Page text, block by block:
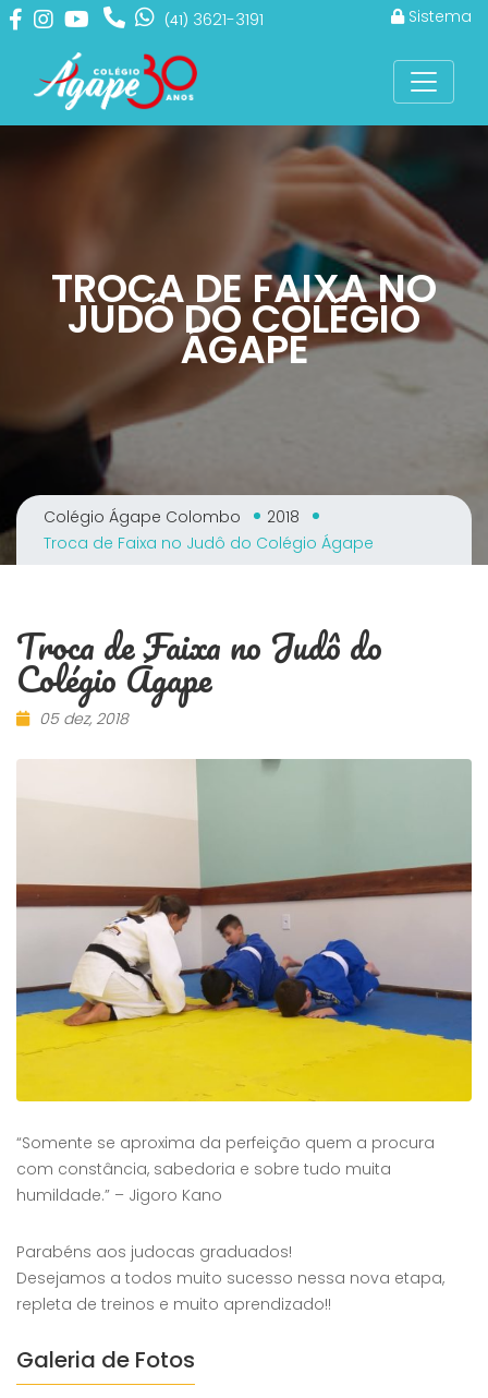
(41) 3621-3191 Sistema
TROCA DE FAIXA NO
JUDÔ DO COLÉGIO
ÁGAPE
Colégio Ágape Colombo
2018
Troca de Faixa no Judô do Colégio Ágape
Troca de Faixa no Judô do
Colégio Ágape
05 dez, 2018
“Somente se aproxima da perfeição quem a procura
com constância, sabedoria e sobre tudo muita
humildade.” – Jigoro Kano
Parabéns aos judocas graduados!
Desejamos a todos muito sucesso nessa nova etapa,
repleta de treinos e muito aprendizado!!
Galeria de Fotos